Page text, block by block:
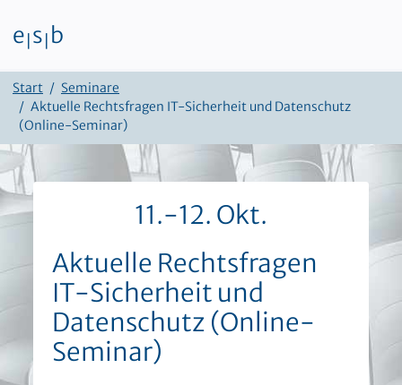
e s b
Start
Seminare
Aktuelle Rechtsfragen IT-Sicherheit und Datenschutz
(Online-Seminar)
11.-12. Okt.
Aktuelle Rechtsfragen
IT-Sicherheit und
Datenschutz (Online-
Seminar)